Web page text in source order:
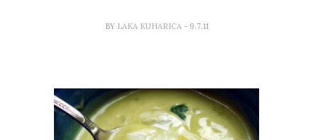
BY LAKA KUHARICA - 9.7.11